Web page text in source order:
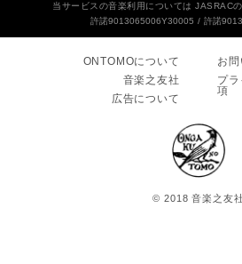
当サービスの音楽利用については JASRAC
許諾9013065006Y30005
許諾
ONTOMOについて
音楽之友社
広告について
お
プ
項
© 2018 音楽之友社